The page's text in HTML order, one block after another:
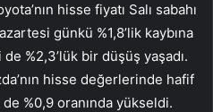
hisse fiyatı Salı sabahı
günkü %1,8’lik kaybına
%2,3’lük bir düşüş yaşadı.
hisse değerlerinde hafif
%0,9 oranında yükseldi.